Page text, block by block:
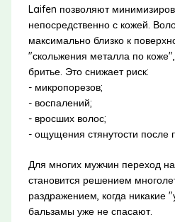
Laifen позволяют
непосредственно с кожей.
максимально близко к
"скольжения металла по
бритье. Это снижает риск:
- микропорезов;
- воспалений;
- вросших волос;
- ощущения стянутости после
Для многих мужчин переход на
становится решением
раздражением, когда никакие
бальзамы уже не спасают.